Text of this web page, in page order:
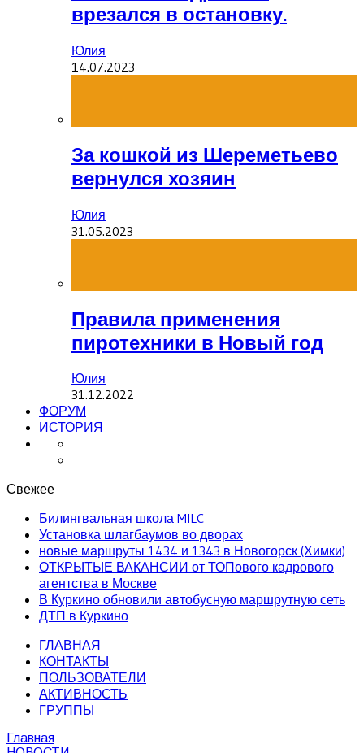
врезался в остановку.
Юлия
14.07.2023
За кошкой из Шереметьево
вернулся хозяин
Юлия
31.05.2023
Правила применения
пиротехники в Новый год
Юлия
31.12.2022
ФОРУМ
ИСТОРИЯ
Свежее
Билингвальная школа MILC
Установка шлагбаумов во дворах
новые маршруты 1434 и 1343 в Новогорск (Химки)
ОТКРЫТЫЕ ВАКАНСИИ от ТОПового кадрового
агентства в Москве
В Куркино обновили автобусную маршрутную сеть
ДТП в Куркино
ГЛАВНАЯ
КОНТАКТЫ
ПОЛЬЗОВАТЕЛИ
АКТИВНОСТЬ
ГРУППЫ
Главная